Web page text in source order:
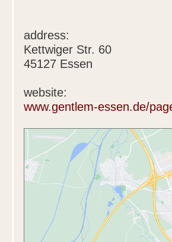
address:
Kettwiger Str. 60
45127 Essen
website:
www.gentlem-essen.de/